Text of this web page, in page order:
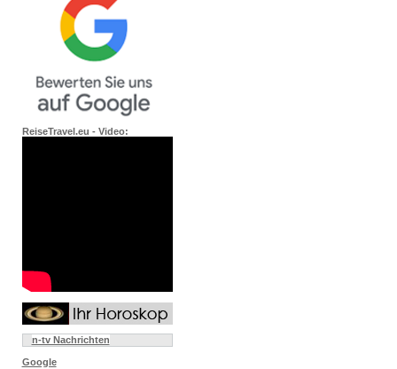
ReiseTravel.eu - Video:
n-tv Nachrichten
Google